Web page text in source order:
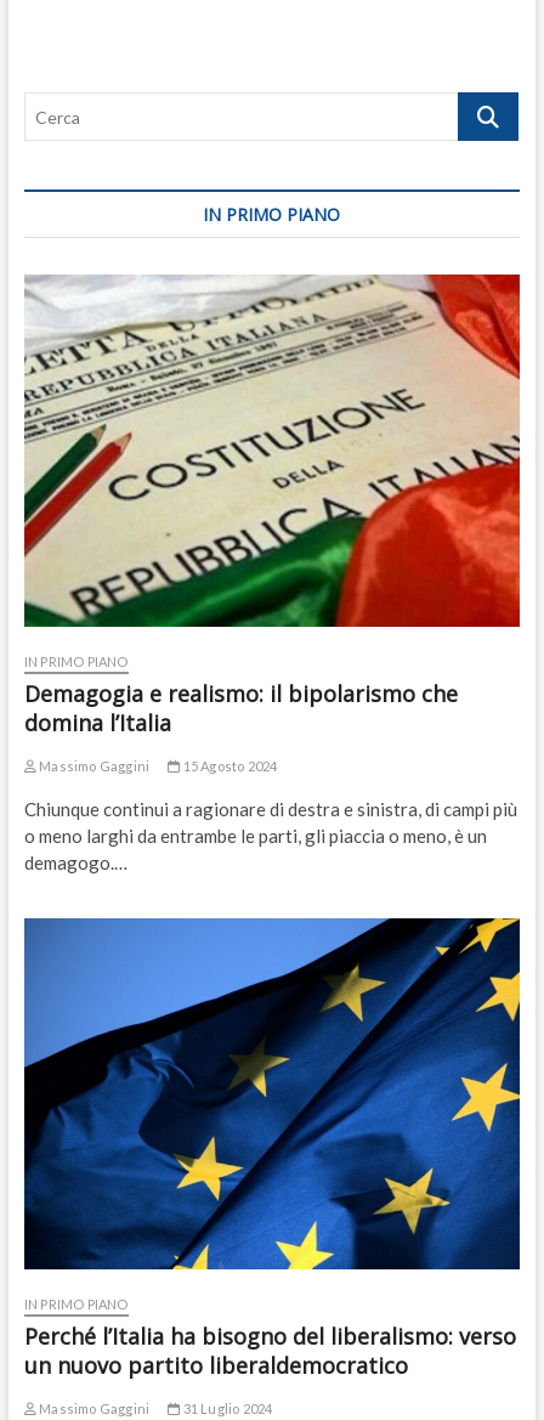
Cerca
IN PRIMO PIANO
IN PRIMO PIANO
Demagogia e realismo: il bipolarismo che
domina l’Italia
Massimo Gaggini 15 Agosto 2024
Chiunque continui a ragionare di destra e sinistra, di campi più
o meno larghi da entrambe le parti, gli piaccia o meno, è un
demagogo.…
IN PRIMO PIANO
Perché l’Italia ha bisogno del liberalismo: verso
un nuovo partito liberaldemocratico
Massimo Gaggini 31 Luglio 2024